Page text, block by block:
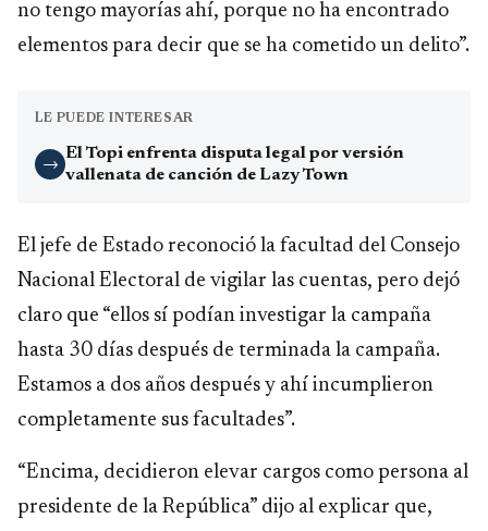
no tengo mayorías ahí, porque no ha encontrado
elementos para decir que se ha cometido un delito”.
LE PUEDE INTERESAR
→
El Topi enfrenta disputa legal por versión
vallenata de canción de Lazy Town
El jefe de Estado reconoció la facultad del Consejo
Nacional Electoral de vigilar las cuentas, pero dejó
claro que “ellos sí podían investigar la campaña
hasta 30 días después de terminada la campaña.
Estamos a dos años después y ahí incumplieron
completamente sus facultades”.
“Encima, decidieron elevar cargos como persona al
presidente de la República” dijo al explicar que,